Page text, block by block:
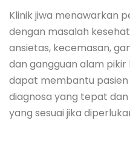
Klinik jiwa menawarkan
dengan masalah
ansietas, kecemasan,
dan gangguan alam pikir
dapat membantu
diagnosa yang tepat
yang sesuai jika